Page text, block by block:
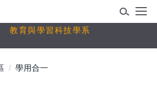
教育與學習科技學系
學用合一